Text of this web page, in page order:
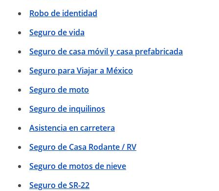
Robo de identidad
Seguro de vida
Seguro de casa móvil y casa prefabricada
Seguro para Viajar a México
Seguro de moto
Seguro de inquilinos
Asistencia en carretera
Seguro de Casa Rodante / RV
Seguro de motos de nieve
Seguro de SR-22